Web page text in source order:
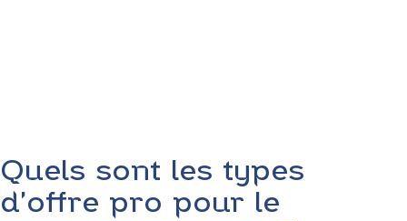
Quels sont les types
d’offre pro pour le